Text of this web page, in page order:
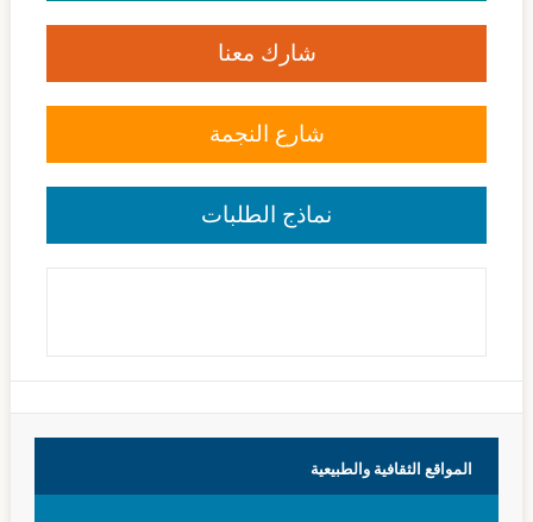
شارك معنا
شارع النجمة
نماذج الطلبات
المواقع الثقافية والطبيعية